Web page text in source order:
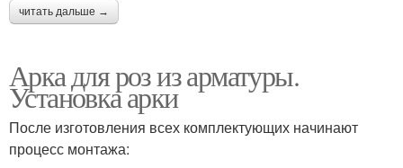
читать дальше →
Арка для роз из арматуры.
Установка арки
После изготовления всех комплектующих начинают
процесс монтажа: